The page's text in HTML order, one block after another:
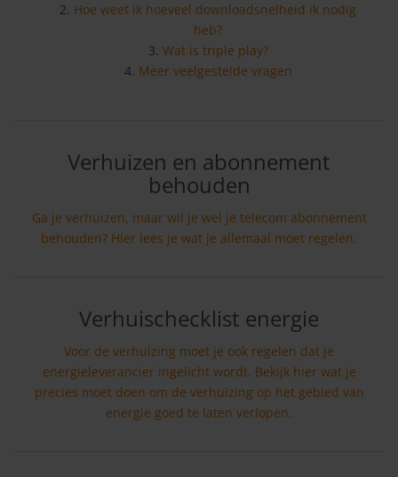
Hoe weet ik hoeveel downloadsnelheid ik nodig
heb?
Wat is triple play?
Meer veelgestelde vragen
Verhuizen en abonnement
behouden
Ga je verhuizen, maar wil je wel je telecom abonnement
behouden? Hier lees je wat je allemaal moet regelen.
Verhuischecklist energie
Voor de verhuizing moet je ook regelen dat je
energieleverancier ingelicht wordt. Bekijk hier wat je
precies moet doen om de verhuizing op het gebied van
energie goed te laten verlopen.